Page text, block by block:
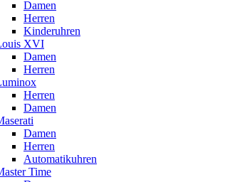
Damen
Herren
Kinderuhren
XVI
Damen
Herren
Herren
Damen
Damen
Herren
Automatikuhren
Time